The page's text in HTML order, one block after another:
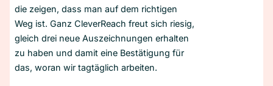
die zeigen, dass man auf dem richtigen
Weg ist. Ganz CleverReach freut sich riesig,
gleich drei neue Auszeichnungen erhalten
zu haben und damit eine Bestätigung für
das, woran wir tagtäglich arbeiten.